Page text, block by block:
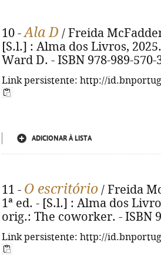
10 -Ala D / Freida
[S.l.] : Alma dos Livros,
Ward D. - ISBN 978-989-570-
Link persistente: http://
ADICIONAR À LISTA
11 - O escritório / Freida
1ª ed. - [S.l.] : Alma dos
orig.: The coworker. - ISBN
Link persistente: http://